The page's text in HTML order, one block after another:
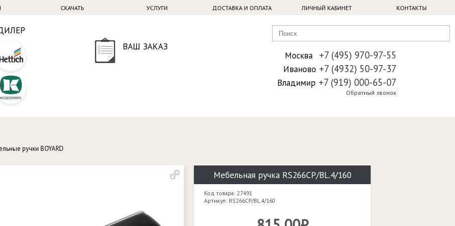
СКАЧАТЬ УСЛУГИ ДОСТАВКА И ОПЛАТА ЛИЧНЫЙ КАБИНЕТ КОНТАКТЫ
ВАШ ЗАКАЗ
Москва +7 (495) 970-97-55
Иваново +7 (4932) 50-97-37
Владимир +7 (919) 000-65-07
Обратный звонок
ручки BOYARD
Мебельная ручка RS266CP/BL.4/160
Код товара: 27491
Артикул: RS266CP/BL.4/160